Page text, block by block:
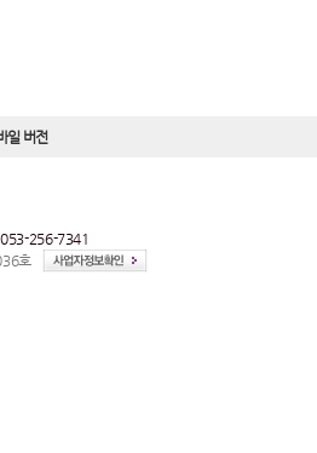
일 버전
256-7341
호